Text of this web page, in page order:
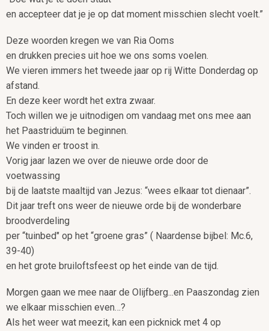
en accepteer dat je je op dat moment misschien slecht voelt.”
Deze woorden kregen we van Ria Ooms
en drukken precies uit hoe we ons soms voelen.
We vieren immers het tweede jaar op rij Witte Donderdag op
afstand.
En deze keer wordt het extra zwaar.
Toch willen we je uitnodigen om vandaag met ons mee aan
het Paastriduüm te beginnen.
We vinden er troost in.
Vorig jaar lazen we over de nieuwe orde door de
voetwassing
bij de laatste maaltijd van Jezus: “wees elkaar tot dienaar”.
Dit jaar treft ons weer de nieuwe orde bij de wonderbare
broodverdeling
per “tuinbed" op het “groene gras” ( Naardense bijbel: Mc.6,
39-40)
en het grote bruiloftsfeest op het einde van de tijd.
Morgen gaan we mee naar de Olijfberg...en Paaszondag zien
we elkaar misschien even…?
Als het weer wat meezit, kan een picknick met 4 op